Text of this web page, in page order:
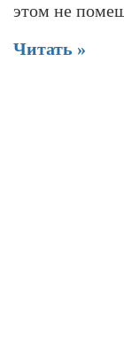
этом не
Читать »